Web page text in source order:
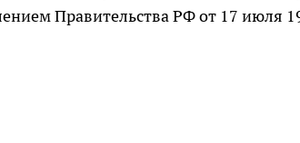
Правительства РФ от 17 июля